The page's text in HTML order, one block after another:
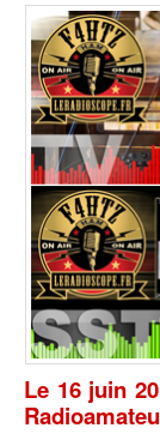
Le 16 juin